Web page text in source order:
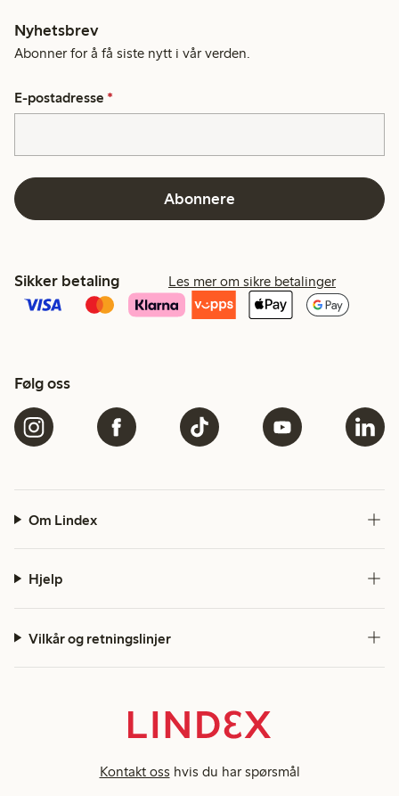
Nyhetsbrev
Abonner for å få siste nytt i vår verden.
E-postadresse *
Abonnere
Sikker betaling Les mer om sikre betalinger
Følg oss
Om Lindex
Hjelp
Vilkår og retningslinjer
Kontakt oss hvis du har spørsmål